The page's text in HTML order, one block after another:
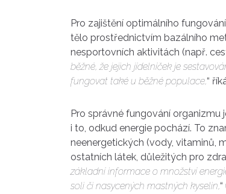
Pro zajištění optimálního
tělo prostřednictvím bazálního
nesportovních aktivitách (např.
běžné, že jejich jídelníček je
fungovat také u běžné populace,“
Pro správné fungování
i to, odkud energie pochází. To
neenergetických (vody, vitaminů,
ostatních látek, důležitých pro
základní informace o množství
soli či nasycených mastných kyselin,